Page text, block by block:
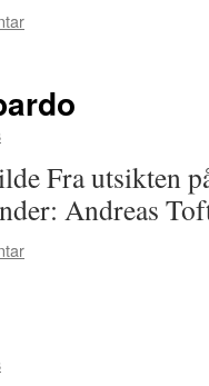
Fra utsikten
Andreas